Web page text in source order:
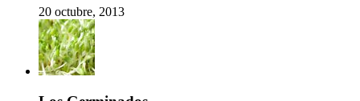
20 octubre, 2013